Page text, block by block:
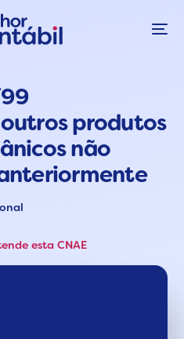
produtos
não
esta CNAE